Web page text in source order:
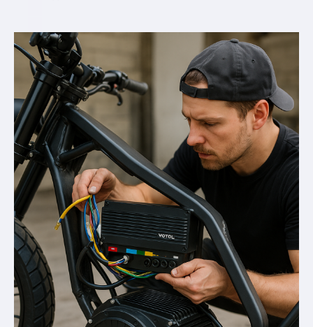
крае:
экстремальные
покатушки
безопасность